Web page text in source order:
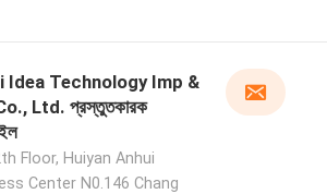
Idea Technology Imp &
Ltd. প্রস্তুতকারক
Floor, Huiyan Anhui
Center N0.146 Chang